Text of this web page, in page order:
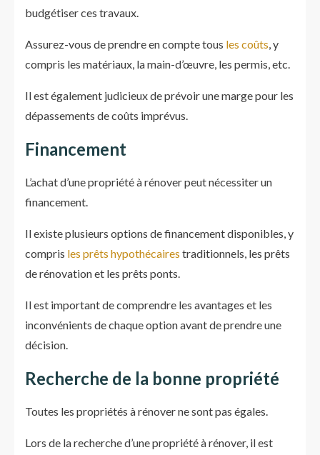
budgétiser ces travaux.
Assurez-vous de prendre en compte tous les coûts, y
compris les matériaux, la main-d’œuvre, les permis, etc.
Il est également judicieux de prévoir une marge pour les
dépassements de coûts imprévus.
Financement
L’achat d’une propriété à rénover peut nécessiter un
financement.
Il existe plusieurs options de financement disponibles, y
compris les prêts hypothécaires traditionnels, les prêts
de rénovation et les prêts ponts.
Il est important de comprendre les avantages et les
inconvénients de chaque option avant de prendre une
décision.
Recherche de la bonne propriété
Toutes les propriétés à rénover ne sont pas égales.
Lors de la recherche d’une propriété à rénover, il est